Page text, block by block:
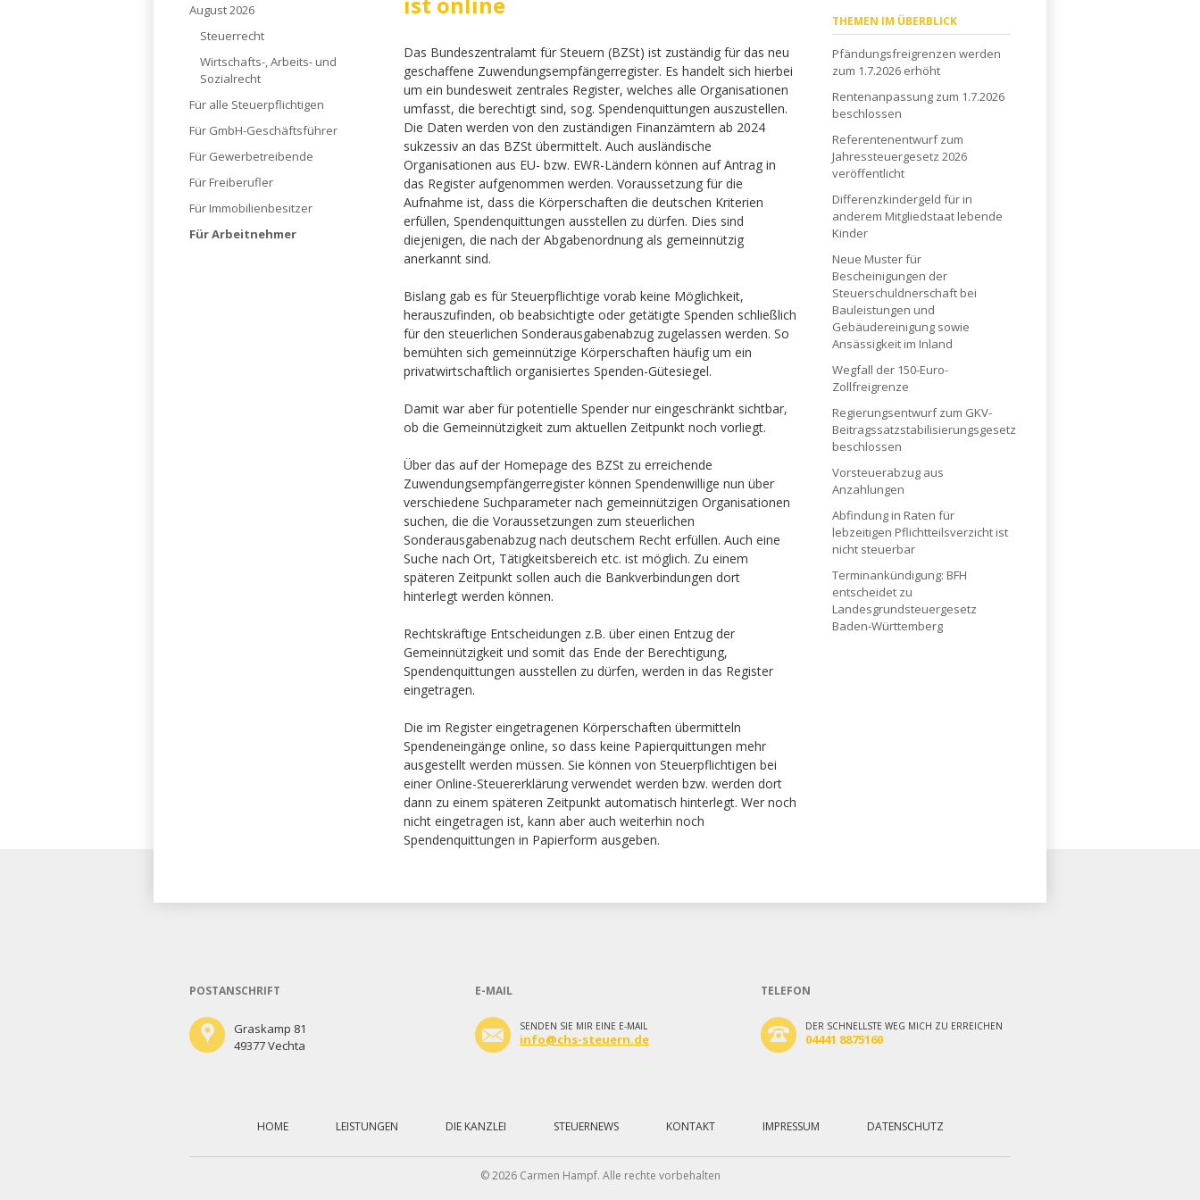
August 2026
Steuerrecht
Wirtschafts-, Arbeits- und
Sozialrecht
Für alle Steuerpflichtigen
Für GmbH-Geschäftsführer
Für Gewerbetreibende
Für Freiberufler
Für Immobilienbesitzer
Für Arbeitnehmer
Das Bundeszentralamt für Steuern (BZSt) ist zuständig für das neu
geschaffene Zuwendungsempfängerregister. Es handelt sich hierbei
um ein bundesweit zentrales Register, welches alle Organisationen
umfasst, die berechtigt sind, sog. Spendenquittungen auszustellen.
Die Daten werden von den zuständigen Finanzämtern ab 2024
sukzessiv an das BZSt übermittelt. Auch ausländische
Organisationen aus EU- bzw. EWR-Ländern können auf Antrag in
das Register aufgenommen werden. Voraussetzung für die
Aufnahme ist, dass die Körperschaften die deutschen Kriterien
erfüllen, Spendenquittungen ausstellen zu dürfen. Dies sind
diejenigen, die nach der Abgabenordnung als gemeinnützig
anerkannt sind.
Bislang gab es für Steuerpflichtige vorab keine Möglichkeit,
herauszufinden, ob beabsichtigte oder getätigte Spenden schließlich
für den steuerlichen Sonderausgabenabzug zugelassen werden. So
bemühten sich gemeinnützige Körperschaften häufig um ein
privatwirtschaftlich organisiertes Spenden-Gütesiegel.
Damit war aber für potentielle Spender nur eingeschränkt sichtbar,
ob die Gemeinnützigkeit zum aktuellen Zeitpunkt noch vorliegt.
Über das auf der Homepage des BZSt zu erreichende
Zuwendungsempfängerregister können Spendenwillige nun über
verschiedene Suchparameter nach gemeinnützigen Organisationen
suchen, die die Voraussetzungen zum steuerlichen
Sonderausgabenabzug nach deutschem Recht erfüllen. Auch eine
Suche nach Ort, Tätigkeitsbereich etc. ist möglich. Zu einem
späteren Zeitpunkt sollen auch die Bankverbindungen dort
hinterlegt werden können.
Rechtskräftige Entscheidungen z.B. über einen Entzug der
Gemeinnützigkeit und somit das Ende der Berechtigung,
Spendenquittungen ausstellen zu dürfen, werden in das Register
eingetragen.
Die im Register eingetragenen Körperschaften übermitteln
Spendeneingänge online, so dass keine Papierquittungen mehr
ausgestellt werden müssen. Sie können von Steuerpflichtigen bei
einer Online-Steuererklärung verwendet werden bzw. werden dort
dann zu einem späteren Zeitpunkt automatisch hinterlegt. Wer noch
nicht eingetragen ist, kann aber auch weiterhin noch
Spendenquittungen in Papierform ausgeben.
Navigation
überspringen
THEMEN IM ÜBERBLICK
Pfändungsfreigrenzen werden
zum 1.7.2026 erhöht
Rentenanpassung zum 1.7.2026
beschlossen
Referentenentwurf zum
Jahressteuergesetz 2026
veröffentlicht
Differenzkindergeld für in
anderem Mitgliedstaat lebende
Kinder
Neue Muster für
Bescheinigungen der
Steuerschuldnerschaft bei
Bauleistungen und
Gebäudereinigung sowie
Ansässigkeit im Inland
Wegfall der 150-Euro-
Zollfreigrenze
Regierungsentwurf zum GKV-
Beitragssatzstabilisierungsgesetz
beschlossen
Vorsteuerabzug aus
Anzahlungen
Abfindung in Raten für
lebzeitigen Pflichtteilsverzicht ist
nicht steuerbar
Terminankündigung: BFH
entscheidet zu
Landesgrundsteuergesetz
Baden-Württemberg
POSTANSCHRIFT
Graskamp 81
49377 Vechta
E-MAIL
SENDEN SIE MIR EINE E-MAIL
info@chs-steuern.de
TELEFON
DER SCHNELLSTE WEG MICH ZU ERREICHEN
04441 8875160
HOME LEISTUNGEN DIE KANZLEI STEUERNEWS KONTAKT IMPRESSUM DATENSCHUTZ
© 2026 Carmen Hampf. Alle rechte vorbehalten